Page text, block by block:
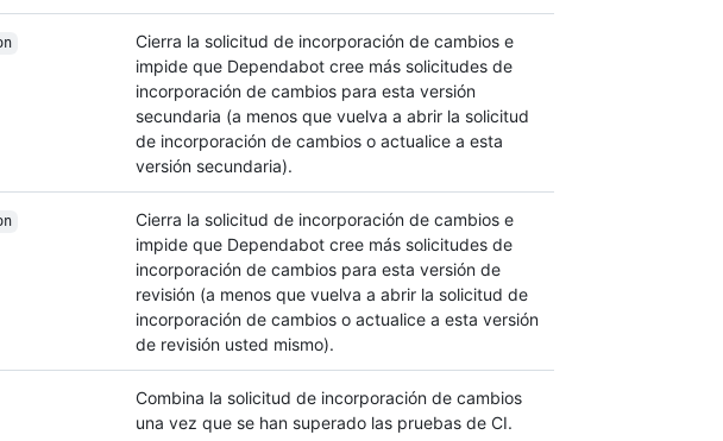
Cierra la solicitud de incorporación de cambios e
impide que Dependabot cree más solicitudes de
incorporación de cambios para esta versión
secundaria (a menos que vuelva a abrir la solicitud
de incorporación de cambios o actualice a esta
versión secundaria).
Cierra la solicitud de incorporación de cambios e
impide que Dependabot cree más solicitudes de
incorporación de cambios para esta versión de
revisión (a menos que vuelva a abrir la solicitud de
incorporación de cambios o actualice a esta versión
de revisión usted mismo).
Combina la solicitud de incorporación de cambios
una vez que se han superado las pruebas de CI.